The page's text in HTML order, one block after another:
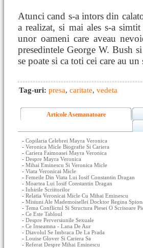
Atunci cand s-a intors din
a realizat, si mai ales s-a
unor oameni care aveau
presedintele George W. Bush
se poate si ca toti cei care au
Tag-uri: presa, caritate, vedeta
Articole Asemanatoare
- Copilaria Celebrei Mayra Veronica
- Veronica Micle Biografie Si Cariera
- Cariera Faimoasei Mayra Veronica
- Despre Mayra Veronica
- Mihai Eminescu Si Veronica Micle
- Viata Veronicai Micle
- Femeile Din Viata Lui Iosif Constantin Dragan
- Moartea Lui Iosif Constantin Dragan
- Iubirile Scriitorilor
- Relatia Veronicai Micle Cu Mihai Eminescu
- Misiuni Ale Mademoisellei Docktor Regina
- Tema Conflictul Si Structura Piesei O Scrisoare
- Ce Este Tabloul
- Despre Perversiunile Sexuale
- Ce Inseamna - Lana De Aur
- Diavolul Se Imbraca De La Prada
- Louise Glover Si Cariera Sa
- Referat Despre Mihai Eminescu